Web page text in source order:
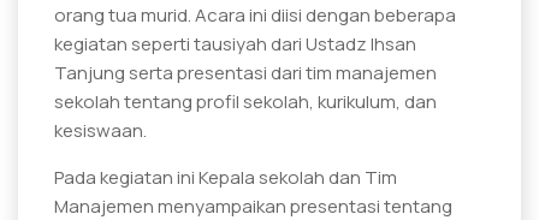
orang tua murid. Acara ini diisi dengan beberapa
kegiatan seperti tausiyah dari Ustadz Ihsan
Tanjung serta presentasi dari tim manajemen
sekolah tentang profil sekolah, kurikulum, dan
kesiswaan.
Pada kegiatan ini Kepala sekolah dan Tim
Manajemen menyampaikan presentasi tentang